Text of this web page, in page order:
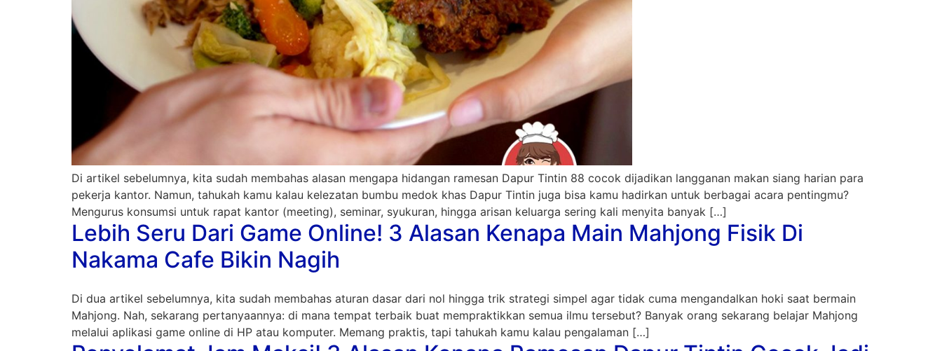
Di artikel sebelumnya, kita sudah membahas alasan mengapa hidangan ramesan Dapur Tintin 88 cocok dijadikan langganan makan siang harian para
pekerja kantor. Namun, tahukah kamu kalau kelezatan bumbu medok khas Dapur Tintin juga bisa kamu hadirkan untuk berbagai acara pentingmu?
Mengurus konsumsi untuk rapat kantor (meeting), seminar, syukuran, hingga arisan keluarga sering kali menyita banyak […]
Lebih Seru Dari Game Online! 3 Alasan Kenapa Main Mahjong Fisik Di
Nakama Cafe Bikin Nagih
Di dua artikel sebelumnya, kita sudah membahas aturan dasar dari nol hingga trik strategi simpel agar tidak cuma mengandalkan hoki saat bermain
Mahjong. Nah, sekarang pertanyaannya: di mana tempat terbaik buat mempraktikkan semua ilmu tersebut? Banyak orang sekarang belajar Mahjong
melalui aplikasi game online di HP atau komputer. Memang praktis, tapi tahukah kamu kalau pengalaman […]